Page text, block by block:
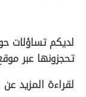
لديكم تساؤلات
تحجزونها عبر
لقراءة المزيد